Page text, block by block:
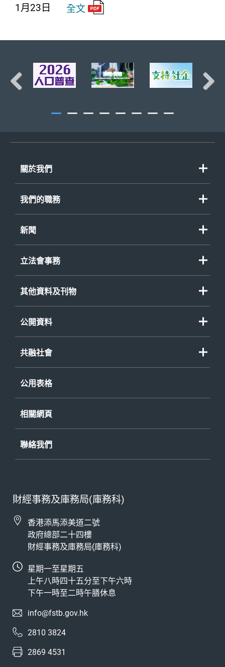
1月23日
全文
頁首
關於我們
我們的職務
新聞
立法會事務
其他資料及刊物
公開資料
共融社會
公用表格
相關網頁
聯絡我們
財經事務及庫務局(庫務科)
香港添馬添美道二號
政府總部二十四樓
財經事務及庫務局(庫務科)
星期一至星期五
上午八時四十五分至下午六時
下午一時至二時午膳休息
info@fstb.gov.hk
2810 3824
2869 4531